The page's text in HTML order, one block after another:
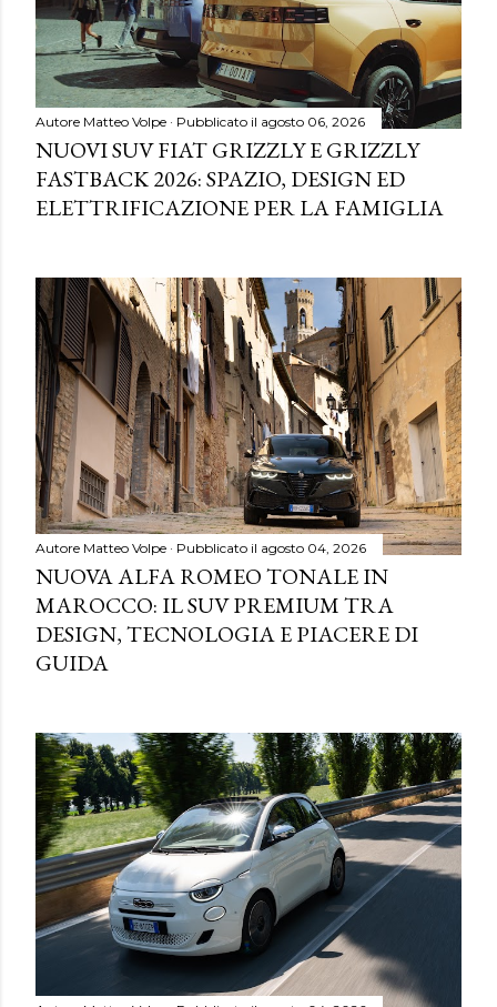
Autore Matteo Volpe Pubblicato il agosto 06, 2026
NUOVI SUV FIAT GRIZZLY E GRIZZLY
FASTBACK 2026: SPAZIO, DESIGN ED
ELETTRIFICAZIONE PER LA FAMIGLIA
Autore Matteo Volpe Pubblicato il agosto 04, 2026
NUOVA ALFA ROMEO TONALE IN
MAROCCO: IL SUV PREMIUM TRA
DESIGN, TECNOLOGIA E PIACERE DI
GUIDA